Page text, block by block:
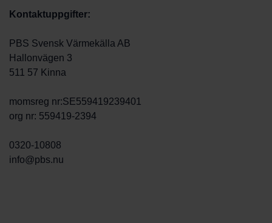
Kontaktuppgifter:
PBS Svensk Värmekälla AB
Hallonvägen 3
511 57 Kinna
momsreg nr:SE559419239401
org nr: 559419-2394
0320-10808
info@pbs.nu